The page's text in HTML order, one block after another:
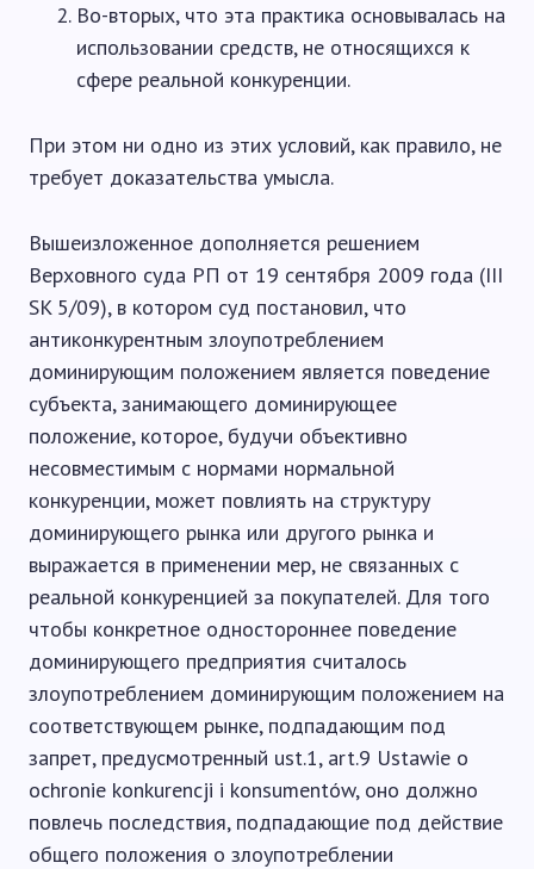
Во-вторых, что эта практика основывалась на
использовании средств, не относящихся к
сфере реальной конкуренции.
При этом ни одно из этих условий, как правило, не
требует доказательства умысла.
Вышеизложенное дополняется решением
Верховного суда РП от 19 сентября 2009 года (III
SK 5/09), в котором суд постановил, что
антиконкурентным злоупотреблением
доминирующим положением является поведение
субъекта, занимающего доминирующее
положение, которое, будучи объективно
несовместимым с нормами нормальной
конкуренции, может повлиять на структуру
доминирующего рынка или другого рынка и
выражается в применении мер, не связанных с
реальной конкуренцией за покупателей. Для того
чтобы конкретное одностороннее поведение
доминирующего предприятия считалось
злоупотреблением доминирующим положением на
соответствующем рынке, подпадающим под
запрет, предусмотренный ust.1, art.9 Ustawie o
ochronie konkurencji i konsumentów, оно должно
повлечь последствия, подпадающие под действие
общего положения о злоупотреблении